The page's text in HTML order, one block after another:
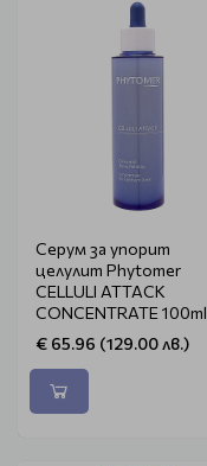
Серум за упорит
целулит Phytomer
CELLULI ATTACK
CONCENTRATE 100ml
€ 65.96 (129.00 лв.)